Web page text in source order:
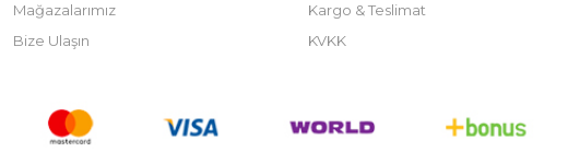
Mağazalarımız
Bize Ulaşın
Kargo & Teslimat
KVKK